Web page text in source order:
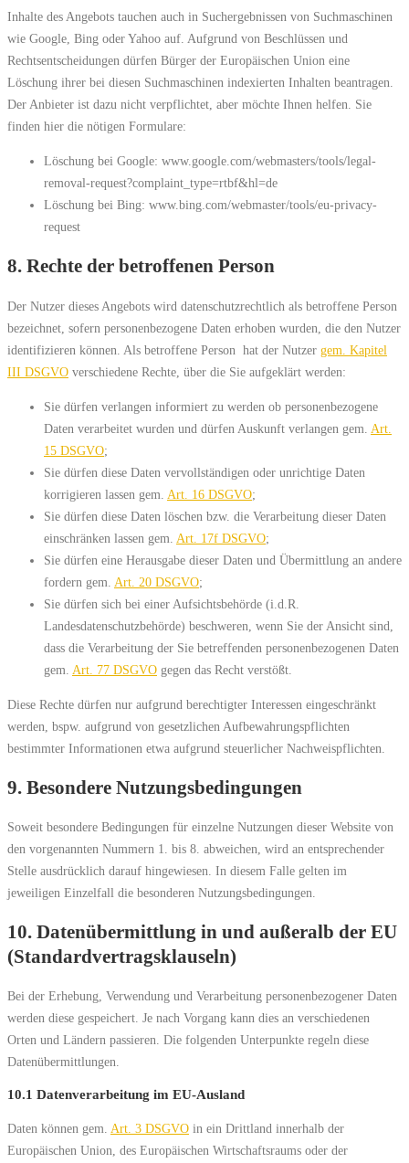
Inhalte des Angebots tauchen auch in Suchergebnissen von Suchmaschinen
wie Google, Bing oder Yahoo auf. Aufgrund von Beschlüssen und
Rechtsentscheidungen dürfen Bürger der Europäischen Union eine
Löschung ihrer bei diesen Suchmaschinen indexierten Inhalten beantragen.
Der Anbieter ist dazu nicht verpflichtet, aber möchte Ihnen helfen. Sie
finden hier die nötigen Formulare:
Löschung bei Google: www.google.com/webmasters/tools/legal-
removal-request?complaint_type=rtbf&hl=de
Löschung bei Bing: www.bing.com/webmaster/tools/eu-privacy-
request
8. Rechte der betroffenen Person
Der Nutzer dieses Angebots wird datenschutzrechtlich als betroffene Person
bezeichnet, sofern personenbezogene Daten erhoben wurden, die den Nutzer
identifizieren können. Als betroffene Person hat der Nutzer gem. Kapitel
III DSGVO verschiedene Rechte, über die Sie aufgeklärt werden:
Sie dürfen verlangen informiert zu werden ob personenbezogene
Daten verarbeitet wurden und dürfen Auskunft verlangen gem. Art.
15 DSGVO;
Sie dürfen diese Daten vervollständigen oder unrichtige Daten
korrigieren lassen gem. Art. 16 DSGVO;
Sie dürfen diese Daten löschen bzw. die Verarbeitung dieser Daten
einschränken lassen gem. Art. 17f DSGVO;
Sie dürfen eine Herausgabe dieser Daten und Übermittlung an andere
fordern gem. Art. 20 DSGVO;
Sie dürfen sich bei einer Aufsichtsbehörde (i.d.R.
Landesdatenschutzbehörde) beschweren, wenn Sie der Ansicht sind,
dass die Verarbeitung der Sie betreffenden personenbezogenen Daten
gem. Art. 77 DSGVO gegen das Recht verstößt.
Diese Rechte dürfen nur aufgrund berechtigter Interessen eingeschränkt
werden, bspw. aufgrund von gesetzlichen Aufbewahrungspflichten
bestimmter Informationen etwa aufgrund steuerlicher Nachweispflichten.
9. Besondere Nutzungsbedingungen
Soweit besondere Bedingungen für einzelne Nutzungen dieser Website von
den vorgenannten Nummern 1. bis 8. abweichen, wird an entsprechender
Stelle ausdrücklich darauf hingewiesen. In diesem Falle gelten im
jeweiligen Einzelfall die besonderen Nutzungsbedingungen.
10. Datenübermittlung in und außeralb der EU
(Standardvertragsklauseln)
Bei der Erhebung, Verwendung und Verarbeitung personenbezogener Daten
werden diese gespeichert. Je nach Vorgang kann dies an verschiedenen
Orten und Ländern passieren. Die folgenden Unterpunkte regeln diese
Datenübermittlungen.
10.1 Datenverarbeitung im EU-Ausland
Daten können gem. Art. 3 DSGVO in ein Drittland innerhalb der
Europäischen Union, des Europäischen Wirtschaftsraums oder der